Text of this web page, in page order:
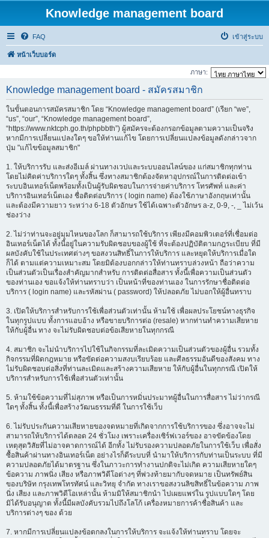
Knowledge management board
FAQ เข้าสู่ระบบ
หน้าเว็บบอร์ด
ภาษา:
Knowledge management board - สมัครสมาชิก
ในขั้นตอนการสมัครสมาชิก โดย “Knowledge management board” (เรียก “we”,
“us”, “our”, “Knowledge management board”,
“https://www.nktcph.go.th/phpbbth”) ผู้สมัครจะต้องกรอกข้อมูลตามความเป็นจริง
หากมีการเปลี่ยนแปลงใดๆ ขอให้ท่านแก้ไข โดยการเปลี่ยนแปลงข้อมูลดังกล่าวจาก
ปุ่ม "แก้ไขข้อมูลสมาชิก"
1. ให้บริการรับ และส่งอีเมล์ ผ่านทางเวปและระบบออนไลน์ของ แก่สมาชิกทุกท่าน
โดยไม่คิดค่าบริการใดๆ ทั้งสิ้น ซึ่งทางสมาชิกต้องจัดหาอุปกรณ์ในการติดต่อเข้า
ระบบอินเทอร์เน็ตพร้อมทั้งเป็นผู้รับผิดชอบในการจ่ายค่าบริการ โทรศัพท์ และค่า
บริการอินเทอร์เน็ตเอง ชื่อติดต่อบริการ ( login name) ต้องใช้ภาษาอังกฤษเท่านั้น
และต้องมีความยาว ระหว่าง 6-18 ตัวอักษร ใช้ได้เฉพาะตัวอักษร a-z, 0-9, -, _ ไม่เว้น
ช่องว่าง
2. ไม่ว่าท่านจะอยู่มุมไหนของโลก ก็สามารถใช้บริการ เพียงมีคอมพิวเตอร์ที่เชื่อมต่อ
อินเทอร์เน็ตได้ ทั้งนี้อยู่ในความรับผิดชอบของผู้ใช้ ที่จะต้องปฏิบัติตามกฎระเบียบ ที่มี
ผลบังคับใช้ในประเทศต่างๆ ขอสงวนสิทธิ์ในการให้บริการ และหยุดให้บริการเมื่อใด
ก็ได้ ตามแต่ความเหมาะสม โดยมิต้องบอกกล่าวให้ท่านทราบล่วงหน้า ถือว่าความ
เป็นส่วนตัวเป็นเรื่องสำคัญมากสำหรับ การติดต่อสื่อสาร ทั้งนี้เพื่อความเป็นส่วนตัว
ของท่านเอง ขอแจ้งให้ท่านทราบว่า เป็นหน้าที่ของท่านเอง ในการรักษาชื่อติดต่อ
บริการ ( login name) และรหัสผ่าน ( password) ให้ปลอดภัย ไม่บอกให้ผู้อื่นทราบ
3. เปิดให้บริการสำหรับการใช้เพื่อส่วนตัวเท่านั้น ห้ามใช้ เพื่อผลประโยชน์ทางธุรกิจ
ในทุกรูปแบบ ทั้งการแอบอ้าง หรือขายบริการต่อ (resale) หากท่านทำความเสียหาย
ให้กับผู้อื่น ทาง จะไม่รับผิดชอบต่อข้อเสียหายในทุกกรณี
4. สมาชิก จะไม่นำบริการไปใช้ในกิจกรรมที่ละเมิดความเป็นส่วนตัวของผู้อื่น รวมทั้ง
กิจกรรมที่ผิดกฎหมาย หรือขัดต่อความสงบเรียบร้อย และศีลธรรมอันดีของสังคม ทาง
ไม่รับผิดชอบต่อสิ่งที่ท่านละเมิดและสร้างความเสียหาย ให้กับผู้อื่นในทุกกรณี เปิดให้
บริการสำหรับการใช้เพื่อส่วนตัวเท่านั้น
5. ห้ามใช้ข้อความที่ไม่สุภาพ หรือเป็นการหมิ่นประมาทผู้อื่นในการสื่อสาร ไม่ว่ากรณี
ใดๆ ทั้งสิ้น ทั้งนี้เพื่อสร้างวัฒนธรรมที่ดี ในการใช้เว็บ
6. ไม่รับประกันความเสียหายของจดหมายที่เกิดจากการใช้บริการของ ซึ่งอาจจะไม่
สามารถให้บริการได้ตลอด 24 ชั่วโมง เพราะเครื่องเซิร์ฟเวอร์ของ อาจขัดข้องโดย
เหตุสุดวิสัยที่ไม่อาจคาดการณ์ได้ อีกทั้ง ไม่รับรองความปลอดภัยในการใช้เว็บ เพื่อสั่ง
ซื้อสินค้าผ่านทางอินเทอร์เน็ต อย่างไรก็ดีระบบที่ นำมาให้บริการกับท่านเป็นระบบ ที่มี
ความปลอดภัยได้มาตรฐาน ซึ่งในภาวะการทำงานปกติจะไม่เกิด ความเสียหายใดๆ
ข้อความ ภาพนิ่ง เสียง หรือภาพวิดีโอต่างๆ ที่พ่วงท้ายมากับจดหมาย เป็นทรัพย์สิน
ของบริษัท กรุงเทพโทรทัศน์ และวิทยุ จำกัด ทางเราขอสงวนลิขสิทธิ์ในข้อความ ภาพ
นิ่ง เสียง และภาพวิดีโอเหล่านั้น ห้ามมิให้สมาชิกนำ ไปเผยแพร่ใน รูปแบบใดๆ โดย
มิได้รับอนุญาต ทั้งนี้มีผลบังคับรวมไปถึงโลโก้ เครื่องหมายการค้าชื่อสินค้า และ
บริการต่างๆ ของ ด้วย
7. หากมีการเปลี่ยนแปลงข้อตกลงในการให้บริการ จะแจ้งให้ท่านทราบ โดยจะ